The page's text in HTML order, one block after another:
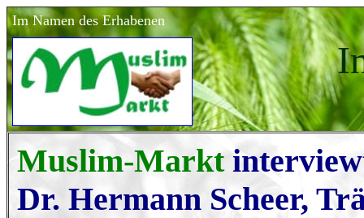
Im Namen des Erhabenen
Muslim-Markt
Dr. Hermann Scheer,